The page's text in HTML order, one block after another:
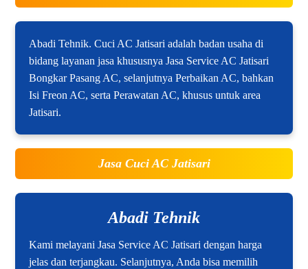
Abadi Tehnik. Cuci AC Jatisari adalah badan usaha di
bidang layanan jasa khususnya Jasa Service AC Jatisari
Bongkar Pasang AC, selanjutnya Perbaikan AC, bahkan
Isi Freon AC, serta Perawatan AC, khusus untuk area
Jatisari.
Jasa Cuci AC Jatisari
Abadi Tehnik
Kami melayani Jasa Service AC Jatisari dengan harga
jelas dan terjangkau. Selanjutnya, Anda bisa memilih